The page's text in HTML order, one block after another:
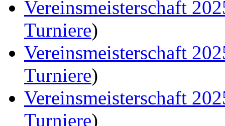
Vereinsmeisterschaft
Turniere)
Vereinsmeisterschaft
Turniere)
Vereinsmeisterschaft
Turniere)